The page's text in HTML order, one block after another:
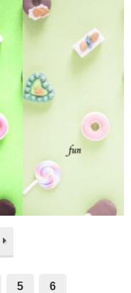
5 6